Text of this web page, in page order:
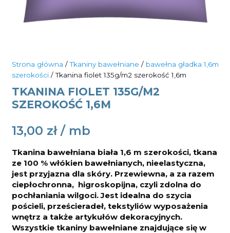
Strona główna /Tkaniny bawełniane / bawełna gładka 1,6m
szerokości/ Tkanina fiolet 135g/m2 szerokość 1,6m
TKANINA FIOLET 135G/M2
SZEROKOŚĆ 1,6M
13,00 zł
Tkanina bawełniana biała 1,6 m szerokości, tkana
ze 100 % włókien bawełnianych, nieelastyczna,
jest przyjazna dla skóry. Przewiewna, a za razem
ciepłochronna, higroskopijna, czyli zdolna do
pochłaniania wilgoci. Jest idealna do szycia
pościeli, prześcieradeł, tekstyliów wyposażenia
wnętrz a także artykułów dekoracyjnych.
Wszystkie tkaniny bawełniane znajdujące się w